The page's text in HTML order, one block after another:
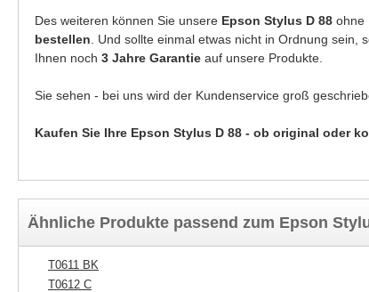
Des weiteren können Sie unsere Epson Stylus D 88 ohne
bestellen . Und sollte einmal etwas nicht in Ordnung sein,
Ihnen noch 3 Jahre Garantie auf unsere Produkte.
Sie sehen - bei uns wird der Kundenservice groß
Kaufen Sie Ihre Epson Stylus D 88 - ob original oder
Ähnliche Produkte passend zum Epson
T0611 BK
T0612 C